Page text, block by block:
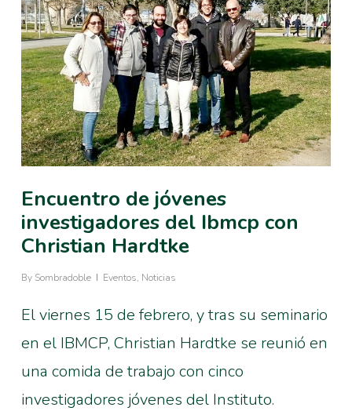
Encuentro de jóvenes
investigadores del Ibmcp con
Christian Hardtke
By Sombradoble Eventos, Noticias
El viernes 15 de febrero, y tras su seminario
en el IBMCP, Christian Hardtke se reunió en
una comida de trabajo con cinco
investigadores jóvenes del Instituto.